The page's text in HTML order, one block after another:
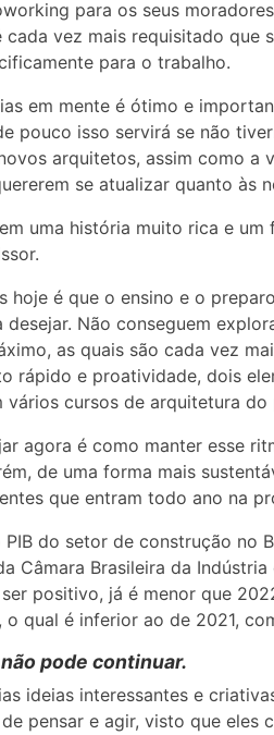
para os seus
vez mais requisitado que
para o trabalho.
em mente é ótimo e
pouco isso servirá se não
arquitetos, assim como a
se atualizar quanto às
uma história muito rica e um
hoje é que o ensino e o
desejar. Não conseguem
as quais são cada vez
rápido e proatividade, dois
vários cursos de arquitetura do
agora é como manter esse
de uma forma mais
que entram todo ano na
do setor de construção no
Câmara Brasileira da
positivo, já é menor que
qual é inferior ao de 2021,
pode continuar.
ideias interessantes e
pensar e agir, visto que eles